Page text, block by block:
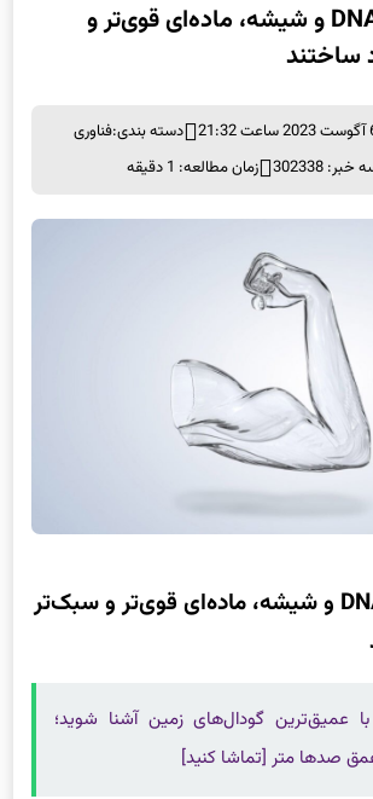
دانشمندان با DNA و شیشه، ماده‌ای قوی‌تر و
ساختند
دسته بندی:فناوری
302338
زمان مطالعه: 1 دقیقه
دانشمندان با DNA و شیشه، ماده‌ای قوی‌تر و سبک‌تر
با عمیق‌ترین گودال‌های زمین آشنا شوید؛
صدها متر [تماشا کنید]